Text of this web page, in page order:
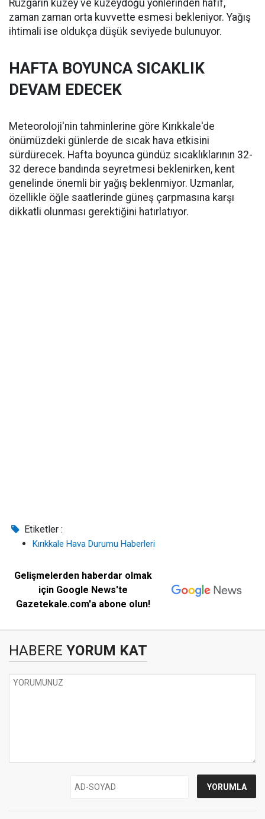
Rüzgarın kuzey ve kuzeydoğu yönlerinden hafif,
zaman zaman orta kuvvette esmesi bekleniyor. Yağış
ihtimali ise oldukça düşük seviyede bulunuyor.
HAFTA BOYUNCA SICAKLIK
DEVAM EDECEK
Meteoroloji'nin tahminlerine göre Kırıkkale'de
önümüzdeki günlerde de sıcak hava etkisini
sürdürecek. Hafta boyunca gündüz sıcaklıklarının 32-
32 derece bandında seyretmesi beklenirken, kent
genelinde önemli bir yağış beklenmiyor. Uzmanlar,
özellikle öğle saatlerinde güneş çarpmasına karşı
dikkatli olunması gerektiğini hatırlatıyor.
Etiketler :
Kırıkkale Hava Durumu Haberleri
Gelişmelerden haberdar olmak
için Google News'te
Gazetekale.com'a abone olun!
HABERE YORUM KAT